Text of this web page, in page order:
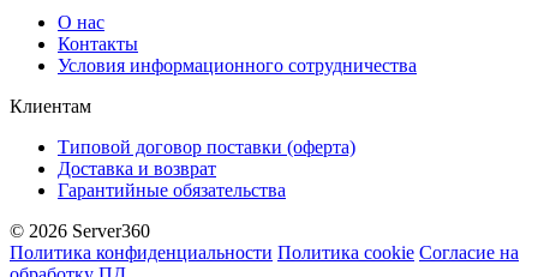
О нас
Контакты
Условия информационного сотрудничества
Клиентам
Типовой договор поставки (оферта)
Доставка и возврат
Гарантийные обязательства
© 2026 Server360
Политика конфиденциальности Политика cookie Согласие на